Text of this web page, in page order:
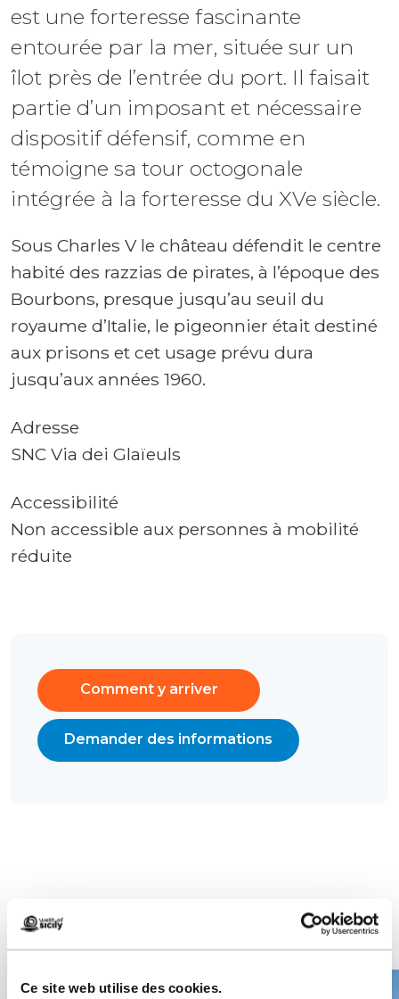
Ce site web utilise des cookies.
Comment y arriver
Demander des informations
est une forteresse fascinante
entourée par la mer, située sur un
îlot près de l’entrée du port. Il faisait
partie d’un imposant et nécessaire
dispositif défensif, comme en
témoigne sa tour octogonale
intégrée à la forteresse du XVe siècle.
Sous Charles V le château défendit le centre
habité des razzias de pirates, à l’époque des
Bourbons, presque jusqu’au seuil du
royaume d’Italie, le pigeonnier était destiné
aux prisons et cet usage prévu dura
jusqu’aux années 1960.
Adresse
SNC Via dei Glaïeuls
Accessibilité
Non accessible aux personnes à mobilité
réduite
Contenu associé